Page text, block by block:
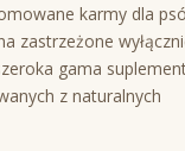
karmy dla
zastrzeżone
gama
z naturalnych